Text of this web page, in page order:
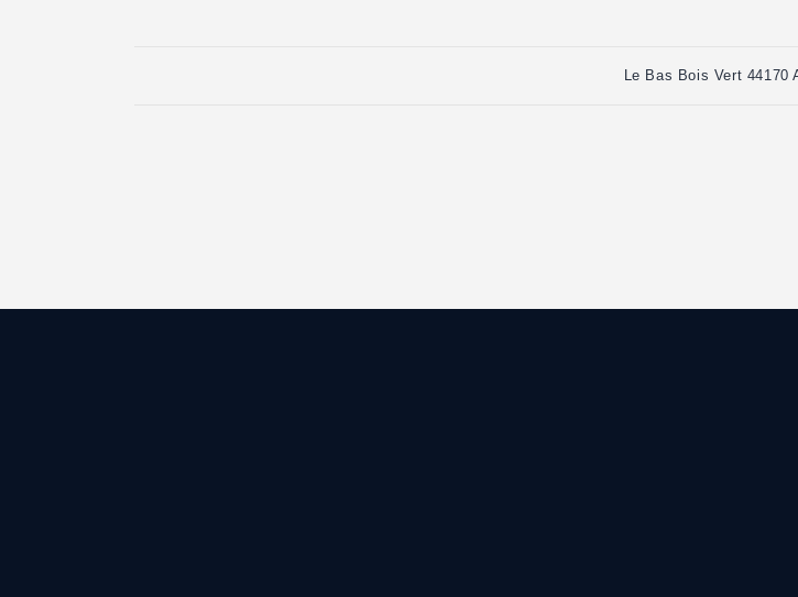
Le Bas Bois Vert 44170